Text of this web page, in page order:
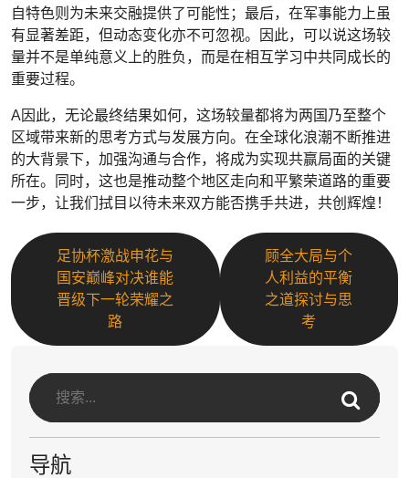
自特色则为未来交融提供了可能性；最后，在军事能力上虽
有显著差距，但动态变化亦不可忽视。因此，可以说这场较
量并不是单纯意义上的胜负，而是在相互学习中共同成长的
重要过程。
A因此，无论最终结果如何，这场较量都将为两国乃至整个
区域带来新的思考方式与发展方向。在全球化浪潮不断推进
的大背景下，加强沟通与合作，将成为实现共赢局面的关键
所在。同时，这也是推动整个地区走向和平繁荣道路的重要
一步，让我们拭目以待未来双方能否携手共进，共创辉煌！
足协杯激战申花与
国安巅峰对决谁能
晋级下一轮荣耀之
路
顾全大局与个
人利益的平衡
之道探讨与思
考
导航